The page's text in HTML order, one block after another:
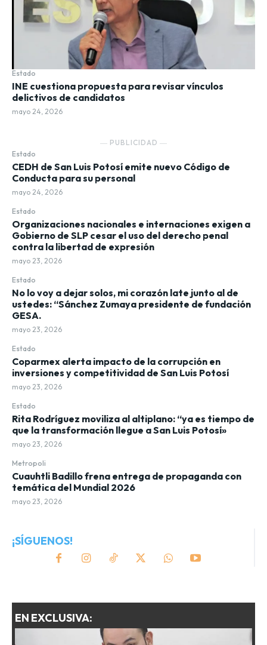
Estado
INE cuestiona propuesta para revisar vínculos
delictivos de candidatos
mayo 24, 2026
― PUBLICIDAD ―
Estado
CEDH de San Luis Potosí emite nuevo Código de
Conducta para su personal
mayo 24, 2026
Estado
Organizaciones nacionales e internaciones exigen a
Gobierno de SLP cesar el uso del derecho penal
contra la libertad de expresión
mayo 23, 2026
Estado
No lo voy a dejar solos, mi corazón late junto al de
ustedes: “Sánchez Zumaya presidente de fundación
GESA.
mayo 23, 2026
Estado
Coparmex alerta impacto de la corrupción en
inversiones y competitividad de San Luis Potosí
mayo 23, 2026
Estado
Rita Rodríguez moviliza al altiplano: “ya es tiempo de
que la transformación llegue a San Luis Potosí»
mayo 23, 2026
Metropoli
Cuauhtli Badillo frena entrega de propaganda con
temática del Mundial 2026
mayo 23, 2026
¡SÍGUENOS!
EN EXCLUSIVA: